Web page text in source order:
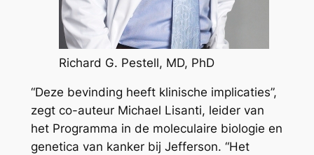
Richard G. Pestell, MD, PhD
“Deze bevinding heeft klinische implicaties”,
zegt co-auteur Michael Lisanti, leider van
het Programma in de moleculaire biologie en
genetica van kanker bij Jefferson. “Het